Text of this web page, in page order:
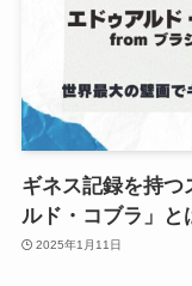
ギネス記録を持つ
ルド・コブラ」と
2025年1月11日